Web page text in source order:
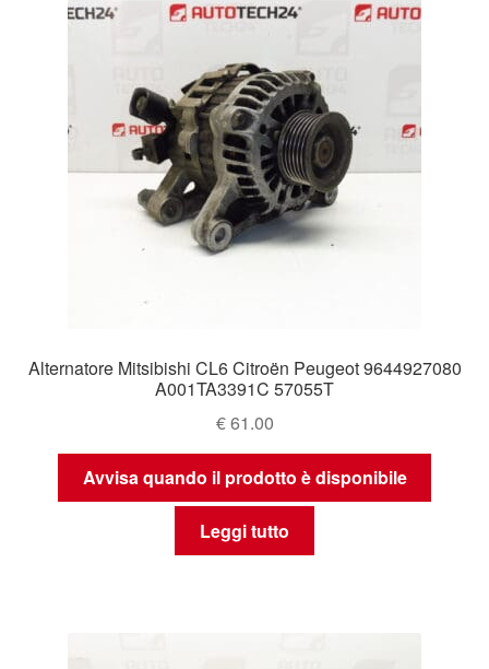
Alternatore Mitsibishi CL6 Citroën Peugeot 9644927080
A001TA3391C 57055T
€61.00
Avvisa quando il prodotto è disponibile
Leggi tutto